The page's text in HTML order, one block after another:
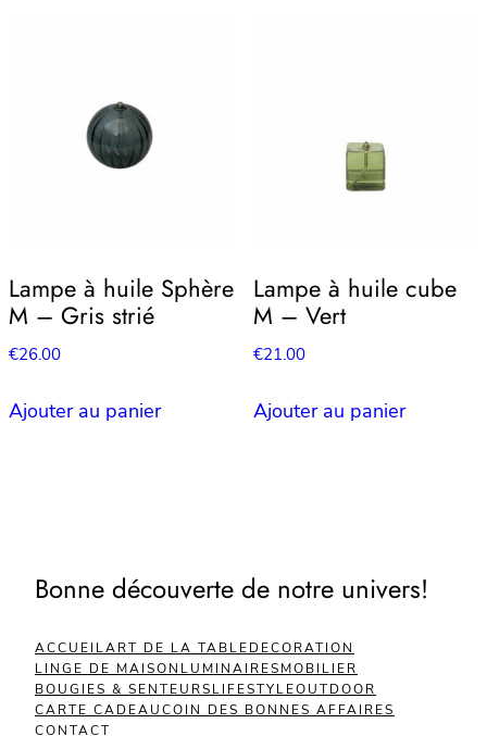
Lampe à huile Sphère
M – Gris strié
€26.00
Ajouter au panier
Lampe à huile cube
M – Vert
€21.00
Ajouter au panier
Bonne découverte de notre univers!
ACCUEILART DE LA TABLEDECORATION
LINGE DE MAISON LUMINAIRESMOBILIER
BOUGIES & SENTEURSLIFESTYLEOUTDOOR
CARTE CADEAUCOIN DES BONNES AFFAIRES
CONTACT